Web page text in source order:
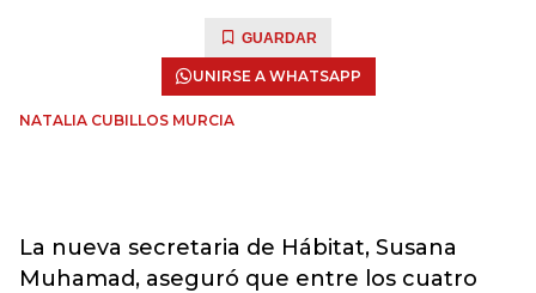
GUARDAR
UNIRSE A WHATSAPP
NATALIA CUBILLOS MURCIA
La nueva secretaria de Hábitat, Susana
Muhamad, aseguró que entre los cuatro